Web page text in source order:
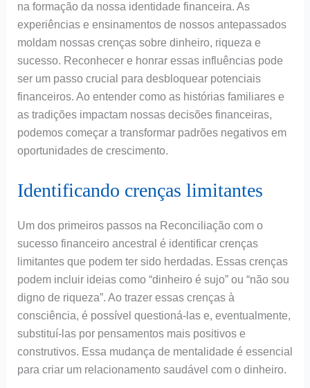
na formação da nossa identidade financeira. As
experiências e ensinamentos de nossos antepassados
moldam nossas crenças sobre dinheiro, riqueza e
sucesso. Reconhecer e honrar essas influências pode
ser um passo crucial para desbloquear potenciais
financeiros. Ao entender como as histórias familiares e
as tradições impactam nossas decisões financeiras,
podemos começar a transformar padrões negativos em
oportunidades de crescimento.
Identificando crenças limitantes
Um dos primeiros passos na Reconciliação com o
sucesso financeiro ancestral é identificar crenças
limitantes que podem ter sido herdadas. Essas crenças
podem incluir ideias como “dinheiro é sujo” ou “não sou
digno de riqueza”. Ao trazer essas crenças à
consciência, é possível questioná-las e, eventualmente,
substituí-las por pensamentos mais positivos e
construtivos. Essa mudança de mentalidade é essencial
para criar um relacionamento saudável com o dinheiro.